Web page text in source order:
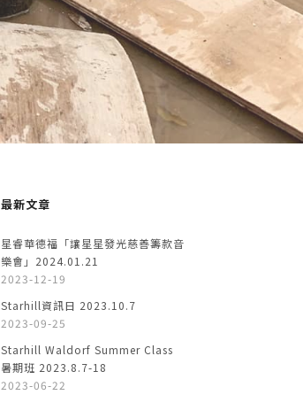
最新文章
星睿華德福「讓星星發光慈善籌款音
樂會」2024.01.21
2023-12-19
Starhill資訊日 2023.10.7
2023-09-25
Starhill Waldorf Summer Class
暑期班 2023.8.7-18
2023-06-22